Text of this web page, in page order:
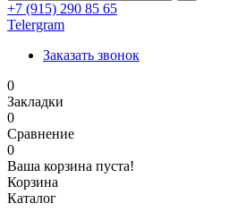
+7 (915) 290 85 65
Telergram
Заказать звонок
0
Закладки
0
Сравнение
0
Ваша корзина пуста!
Корзина
Каталог